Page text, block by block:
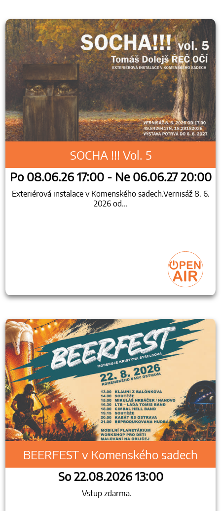
SOCHA !!! Vol. 5
Po 08.06.26 17:00 - Ne 06.06.27 20:00
Exteriérová instalace v Komenského sadech.Vernisáž 8. 6.
2026 od...
BEERFEST v Komenského sadech
So 22.08.2026 13:00
Vstup zdarma.